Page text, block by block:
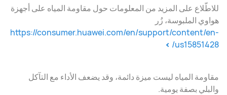
للاطّلاع على المزيد من المعلومات حول مقاومة المياه على أجهزة
هواوي الملبوسة، زُر
https://consumer.huawei.com/en/support/content/en-
us15851428/
مقاومة المياه ليست ميزة دائمة، وقد يضعف الأداء مع التآكل
والبلي بصفة يومية.